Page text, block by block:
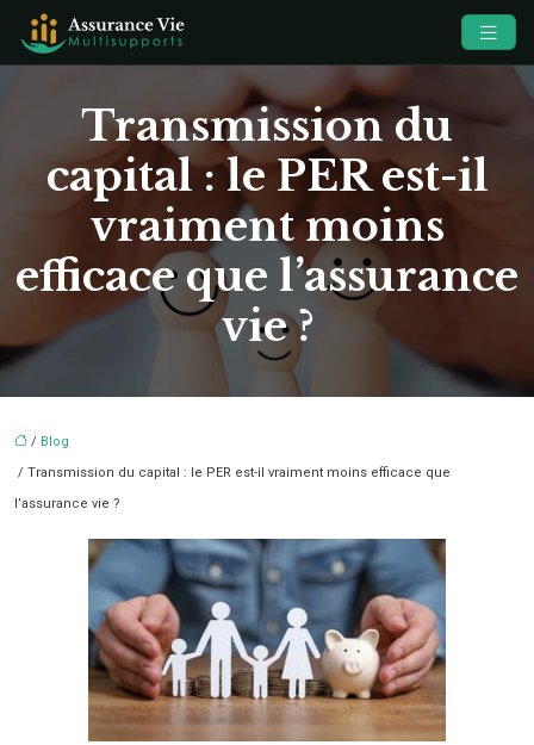
Transmission du
capital : le PER est-il
vraiment moins
efficace que l’assurance
vie ?
/ Blog
/ Transmission du capital : le PER est-il vraiment moins efficace que
l’assurance vie ?